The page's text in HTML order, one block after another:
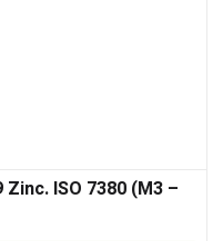
ISO 7380 (M3 –